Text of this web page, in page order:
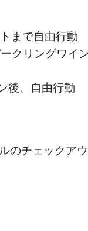
まで自由行動
クリングワイ
後、自由行動
チェックア